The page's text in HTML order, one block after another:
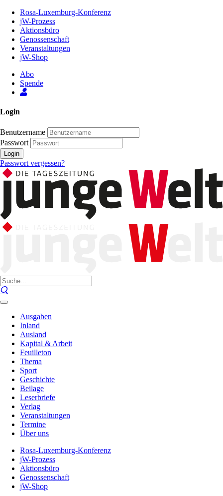
Inhalt
Seite
Rosa-Luxemburg-Konferenz
jW-Prozess
Aktionsbüro
Genossenschaft
Veranstaltungen
jW-Shop
Abo
Spende
Login
Benutzername
Passwort
Login
Passwort vergessen?
Ausgaben
Inland
Ausland
Kapital & Arbeit
Feuilleton
Thema
Sport
Geschichte
Beilage
Leserbriefe
Verlag
Veranstaltungen
Termine
Über uns
Rosa-Luxemburg-Konferenz
jW-Prozess
Aktionsbüro
Genossenschaft
jW-Shop